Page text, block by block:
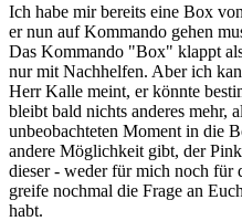
Ich habe mir bereits eine Box
er nun auf Kommando gehen
Das Kommando "Box" klappt
nur mit Nachhelfen. Aber ich
Herr Kalle meint, er könnte
bleibt bald nichts anderes mehr,
unbeobachteten Moment in die
andere Möglichkeit gibt, der
dieser - weder für mich noch für
greife nochmal die Frage an
habt.